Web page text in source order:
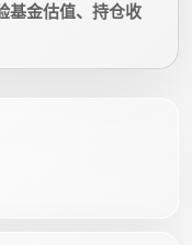
基金估值、持仓收